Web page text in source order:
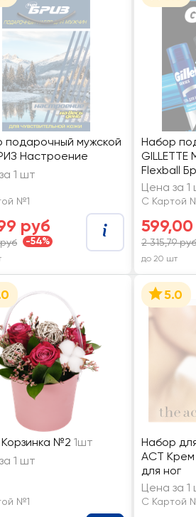
подарочный мужской
Настроение
1 шт
№1
руб
-54%
Набор
GILLETTE
Flexball
бритья
какао,
Цена за 1
С Картой
2 315,79 руб
до 20 шт
Корзинка №2 1шт
1 шт
№1
5.0
Набор
ACT
для ног
Цена за 1
С Картой